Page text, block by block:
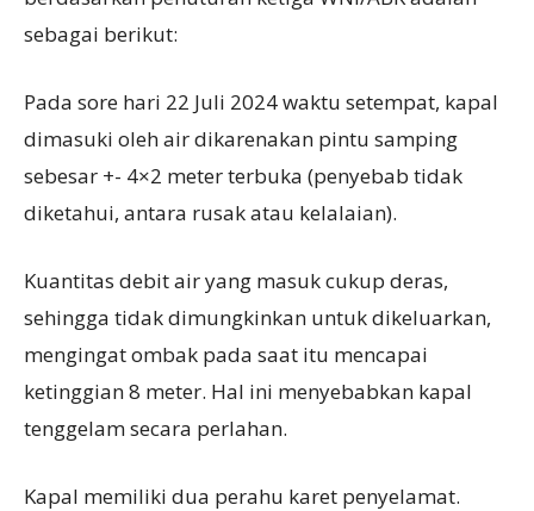
sebagai berikut:
Pada sore hari 22 Juli 2024 waktu setempat, kapal
dimasuki oleh air dikarenakan pintu samping
sebesar +- 4×2 meter terbuka (penyebab tidak
diketahui, antara rusak atau kelalaian).
Kuantitas debit air yang masuk cukup deras,
sehingga tidak dimungkinkan untuk dikeluarkan,
mengingat ombak pada saat itu mencapai
ketinggian 8 meter. Hal ini menyebabkan kapal
tenggelam secara perlahan.
Kapal memiliki dua perahu karet penyelamat.